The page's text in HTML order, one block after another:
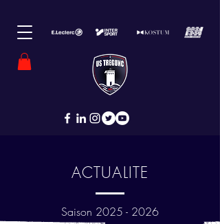
ACTUALITE
Saison 2025 - 2026